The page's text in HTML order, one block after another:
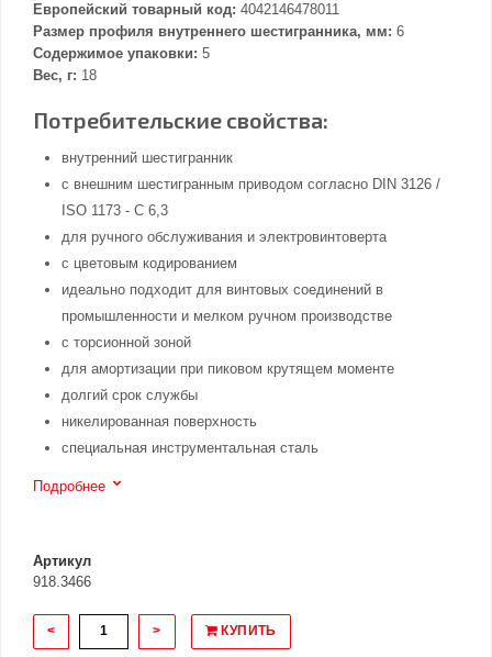
Европейский товарный код: 4042146478011
Размер профиля внутреннего шестигранника, мм: 6
Содержимое упаковки: 5
Вес, г: 18
Потребительские свойства:
внутренний шестигранник
с внешним шестигранным приводом согласно DIN 3126 /
ISO 1173 - C 6,3
для ручного обслуживания и электровинтоверта
с цветовым кодированием
идеально подходит для винтовых соединений в
промышленности и мелком ручном производстве
с торсионной зоной
для амортизации при пиковом крутящем моменте
долгий срок службы
никелированная поверхность
специальная инструментальная сталь
Подробнее
Артикул
918.3466
< > КУПИТЬ